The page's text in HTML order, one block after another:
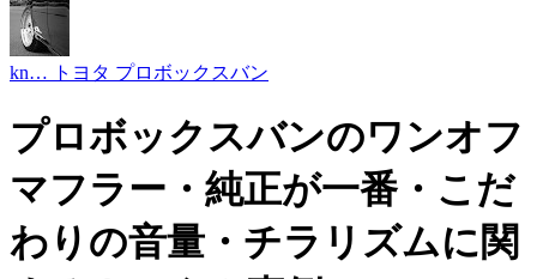
kn… トヨタ プロボックスバン
プロボックスバンのワンオフ
マフラー・純正が一番・こだ
わりの音量・チラリズムに関